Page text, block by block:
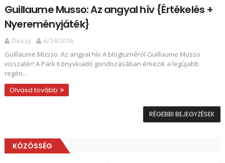
Guillaume Musso: Az angyal hív {Értékelés +
Nyereményjáték}
Deszy
6/24/2016
Guillaume Musso: Az angyal hív A blogturnéról Guillaume Musso
visszatér! A Park Könyvkiadó gondozásában érkezik a legújabb
regén...
Olvasd tovább
RÉGEBBI BEJEGYZÉSEK
KÖZÖSSÉG